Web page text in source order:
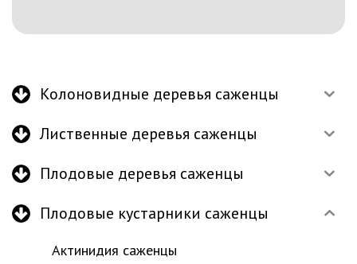
Колоновидные деревья саженцы
Лиственные деревья саженцы
Плодовые деревья саженцы
Плодовые кустарники саженцы
Актинидия саженцы